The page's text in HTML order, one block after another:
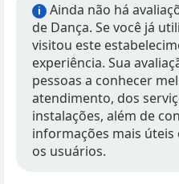
i
Ainda não há
de Dança. Se você já
visitou este
experiência. Sua
pessoas a conhecer
atendimento, dos
instalações, além de
informações mais
os usuários.